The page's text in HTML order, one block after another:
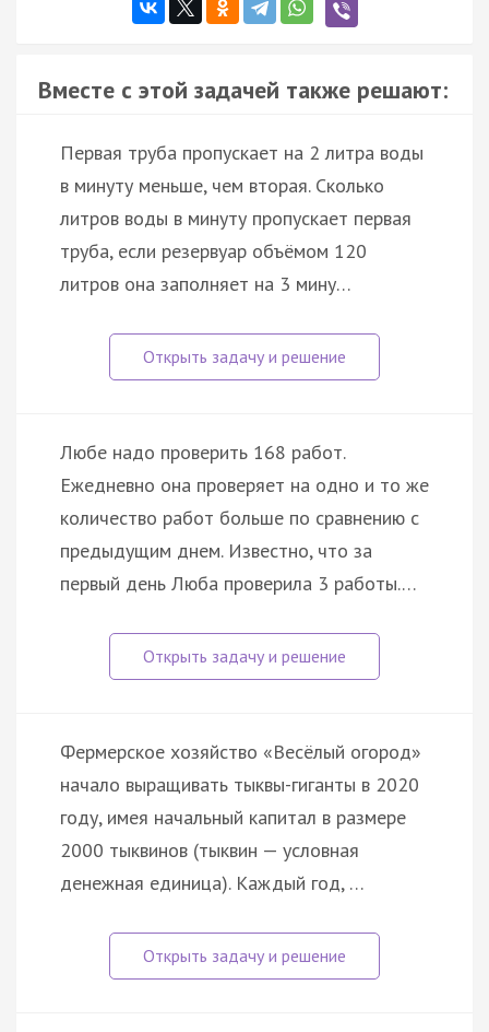
Вместе с этой задачей также решают:
Первая труба пропускает на 2 литра воды
в минуту меньше, чем вторая. Сколько
литров воды в минуту пропускает первая
труба, если резервуар объёмом 120
литров она заполняет на 3 мину…
Любе надо проверить 168 работ.
Ежедневно она проверяет на одно и то же
количество работ больше по сравнению с
предыдущим днем. Известно, что за
первый день Люба проверила 3 работы.…
Фермерское хозяйство «Весёлый огород»
начало выращивать тыквы-гиганты в 2020
году, имея начальный капитал в размере
2000 тыквинов (тыквин — условная
денежная единица). Каждый год, …